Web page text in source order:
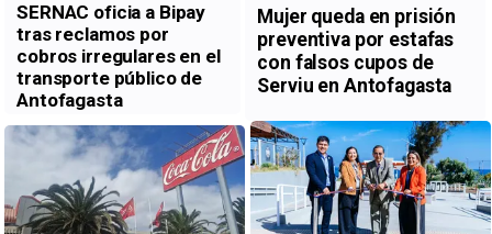
SERNAC oficia a Bipay
tras reclamos por
cobros irregulares en el
transporte público de
Antofagasta
Mujer queda en prisión
preventiva por estafas
con falsos cupos de
Serviu en Antofagasta